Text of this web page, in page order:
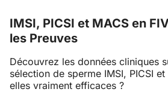
IMSI, PICSI et MACS en
les Preuves
Découvrez les données cliniques
sélection de sperme IMSI, PICSI
elles vraiment efficaces ?